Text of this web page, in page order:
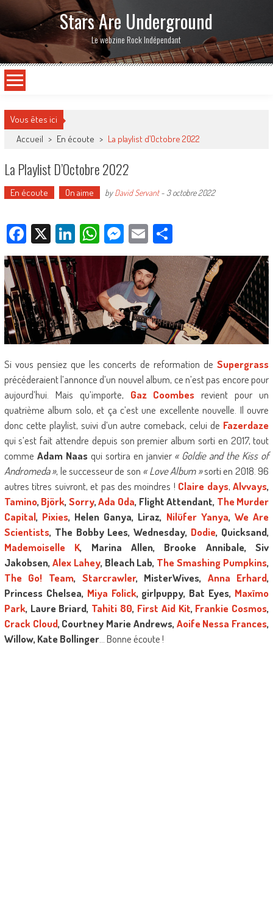
Stars Are Underground
Le webzine Rock Indépendant
Vous êtes ici
Accueil > En écoute > La playlist d’Octobre 2022
La Playlist D’Octobre 2022
En écoute On aime byDavid Servant- 3 octobre 2022
Facebook
X LinkedIn
WhatsApp
Messenger
EmailPartager
Si vous pensiez que les concerts de reformation deSupergrass
précéderaient l’annonce d’un nouvel album, ce n’est pas encore pour
aujourd’hui. Mais qu’importe, Gaz Coombes revient pour un
quatrième album solo, et ça c’est une excellente nouvelle. Il ouvre
donc cette playlist, suivi d’un autre comeback, celui de Fazerdaze
qui s’est fait attendre depuis son premier album sorti en 2017, tout
comme Adam Naasqui sortira en janvier« Goldie and the Kiss of
Andromeda », le successeur de son « Love Album »sorti en 2018. 96
autres titres suivront, et pas des moindres ! Claire days,Alvvays,
Tamino, Björk, Sorry,Ada Oda, Flight Attendant, The Murder
Capital, Pixies, Helen Ganya, Liraz, Nilüfer Yanya,We Are
Scientists, The Bobby Lees, Wednesday, Dodie, Quicksand,
Mademoiselle K, Marina Allen, Brooke Annibale, Siv
Jakobsen, Alex Lahey, Bleach Lab, The Smashing Pumpkins,
The Go! Team, Starcrawler, MisterWives, Anna Erhard,
Princess Chelsea, Miya Folick, girlpuppy, Bat Eyes, Maxïmo
Park, Laure Briard, Tahiti 80, First Aid Kit, Frankie Cosmos,
Crack Cloud, Courtney Marie Andrews, Aoife Nessa Frances,
Willow, Kate Bollinger… Bonne écoute !